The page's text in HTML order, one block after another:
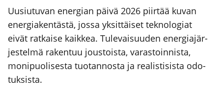
Uusiu­tu­van ener­gian päi­vä 2026 piir­tää kuvan
ener­gia­ken­täs­tä, jos­sa yksit­täi­set tek­no­lo­giat
eivät rat­kai­se kaik­kea. Tule­vai­suu­den ener­gia­jär­
jes­tel­mä raken­tuu jous­tois­ta, varas­toin­nis­ta,
moni­puo­li­ses­ta tuo­tan­nos­ta ja rea­lis­ti­sis­ta odo­
tuk­sis­ta.